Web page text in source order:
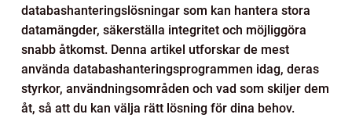
databashanteringslösningar som kan hantera stora
datamängder, säkerställa integritet och möjliggöra
snabb åtkomst. Denna artikel utforskar de mest
använda databashanteringsprogrammen idag, deras
styrkor, användningsområden och vad som skiljer dem
åt, så att du kan välja rätt lösning för dina behov.